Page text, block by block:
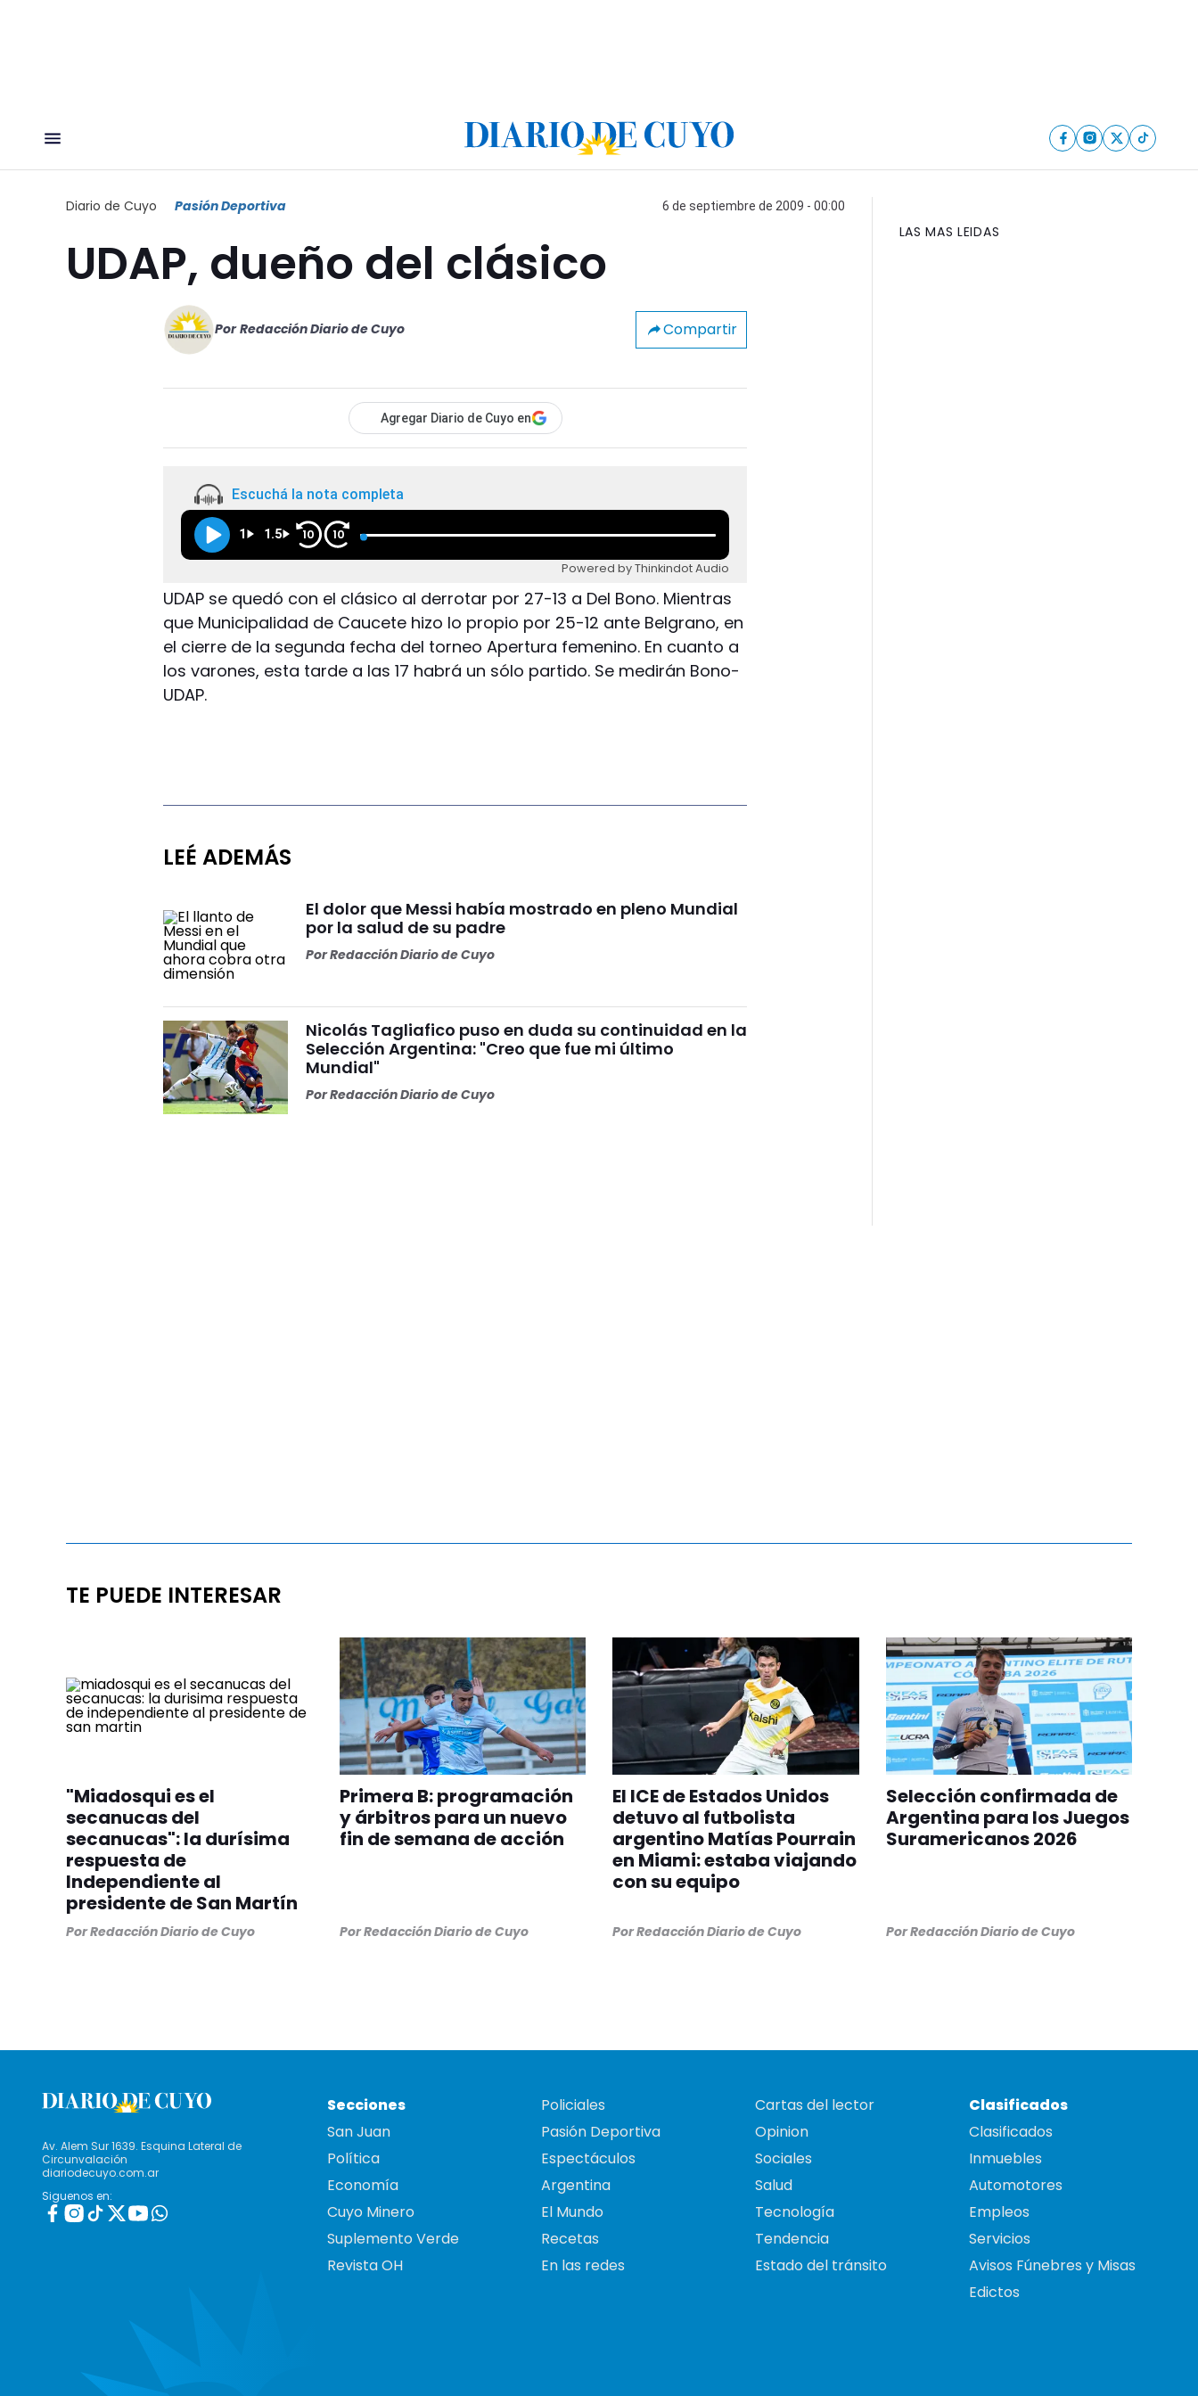
Diario de Cuyo Pasión Deportiva 6 de septiembre de 2009 - 00:00
UDAP, dueño del clásico
Por Redacción Diario de Cuyo Compartir
Agregar Diario de Cuyo en
Escuchá la nota completa
1 1.5 10 10
Powered by Thinkindot Audio
UDAP se quedó con el clásico al derrotar por 27-13 a Del Bono. Mientras
que Municipalidad de Caucete hizo lo propio por 25-12 ante Belgrano, en
el cierre de la segunda fecha del torneo Apertura femenino. En cuanto a
los varones, esta tarde a las 17 habrá un sólo partido. Se medirán Bono-
UDAP.
LEÉ ADEMÁS
El dolor que Messi había mostrado en pleno Mundial
por la salud de su padre
PorRedacción Diario de Cuyo
Nicolás Tagliafico puso en duda su continuidad en la
Selección Argentina: "Creo que fue mi último
Mundial"
PorRedacción Diario de Cuyo
LAS MAS LEIDAS
TE PUEDE INTERESAR
"Miadosqui es el
secanucas del
secanucas": la durísima
respuesta de
Independiente al
presidente de San Martín
PorRedacción Diario de Cuyo
Primera B: programación
y árbitros para un nuevo
fin de semana de acción
PorRedacción Diario de Cuyo
El ICE de Estados Unidos
detuvo al futbolista
argentino Matías Pourrain
en Miami: estaba viajando
con su equipo
PorRedacción Diario de Cuyo
Selección confirmada de
Argentina para los Juegos
Suramericanos 2026
PorRedacción Diario de Cuyo
Av. Alem Sur 1639. Esquina Lateral de
Circunvalación
diariodecuyo.com.ar
Siguenos en:
Secciones
San Juan
Política
Economía
Cuyo Minero
Suplemento Verde
Revista OH
Policiales
Pasión Deportiva
Espectáculos
Argentina
El Mundo
Recetas
En las redes
Cartas del lector
Opinion
Sociales
Salud
Tecnología
Tendencia
Estado del tránsito
Clasificados
Clasificados
Inmuebles
Automotores
Empleos
Servicios
Avisos Fúnebres y Misas
Edictos